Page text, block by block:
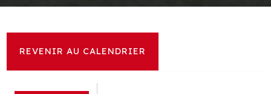
REVENIR AU CALENDRIER